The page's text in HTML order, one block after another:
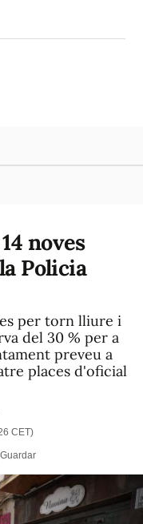
noves
Policia
per torn lliure i
del 30 % per a
preveu a
places d'oficial
CET)
Guardar